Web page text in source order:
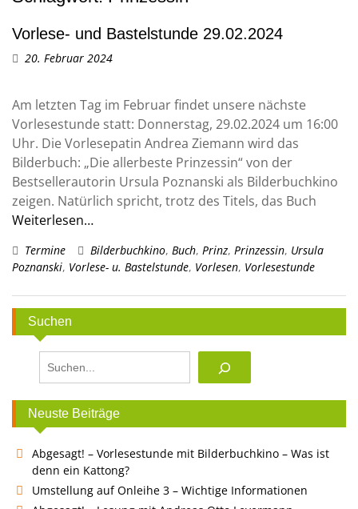
Vorlese- und Bastelstunde 29.02.2024
20. Februar 2024
Am letzten Tag im Februar findet unsere nächste
Vorlesestunde statt: Donnerstag, 29.02.2024 um 16:00
Uhr. Die Vorlesepatin Andrea Ziemann wird das
Bilderbuch: „Die allerbeste Prinzessin“ von der
Bestsellerautorin Ursula Poznanski als Bilderbuchkino
zeigen. Natürlich spricht, trotz des Titels, das Buch
Weiterlesen…
Termine Bilderbuchkino, Buch, Prinz, Prinzessin, Ursula
Poznanski, Vorlese- u. Bastelstunde, Vorlesen, Vorlesestunde
Suchen
Neuste Beiträge
Abgesagt! – Vorlesestunde mit Bilderbuchkino – Was ist
denn ein Kattong?
Umstellung auf Onleihe 3 – Wichtige Informationen